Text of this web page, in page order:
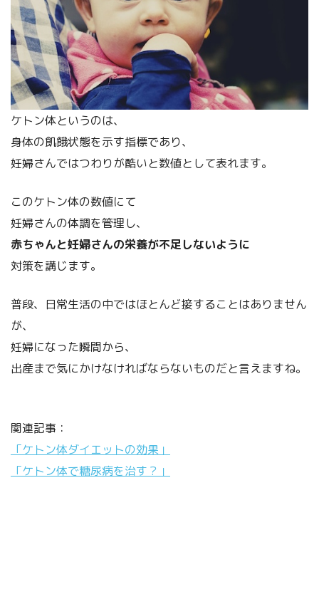
ケトン体というのは、
身体の飢餓状態を示す指標であり、
妊婦さんではつわりが酷いと数値として表れます。
このケトン体の数値にて
妊婦さんの体調を管理し、
赤ちゃんと妊婦さんの栄養が不足しないように
対策を講じます。
普段、日常生活の中ではほとんど接することはありません
が、
妊婦になった瞬間から、
出産まで気にかけなければならないものだと言えますね。
関連記事：
「ケトン体ダイエットの効果」
「ケトン体で糖尿病を治す？」